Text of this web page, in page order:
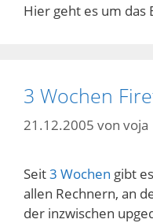
Hier geht es um das
3 Wochen
21.12.2005 von voja
Seit3 Wochen gibt
allen Rechnern, an
der inzwischen